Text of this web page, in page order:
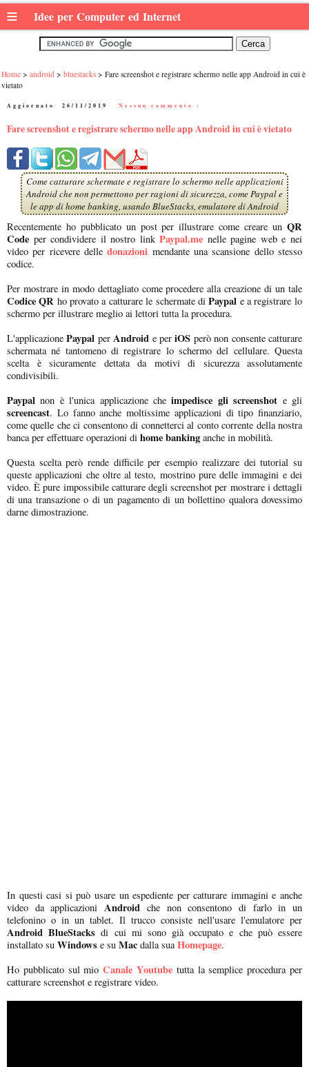
≡ Idee per Computer ed Internet
Home android bluestacks
Fare screenshot e registrare schermo nelle app Android in cui è
vietato
Aggiornato: 26/11/2019 Nessun commento :
Fare screenshot e registrare schermo nelle app Android in cui è vietato
Come catturare schermate e registrare lo schermo nelle applicazioni
Android che non permettono per ragioni di sicurezza, come Paypal e
le app di home banking, usando BlueStacks, emulatore di Android
Recentemente ho pubblicato un post per illustrare come creare un QR
Code per condividere il nostro linkPaypal.me nelle pagine web e nei
video per ricevere delledonazioni mendante una scansione dello stesso
codice.
Per mostrare in modo dettagliato come procedere alla creazione di un tale
Codice QR ho provato a catturare le schermate diPaypal e a registrare lo
schermo per illustrare meglio ai lettori tutta la procedura.
L'applicazionePaypal perAndroid e per iOS però non consente catturare
schermata né tantomeno di registrare lo schermo del cellulare. Questa
scelta è sicuramente dettata da motivi di sicurezza assolutamente
condivisibili.
Paypal non è l'unica applicazione che impedisce gli screenshot e gli
screencast. Lo fanno anche moltissime applicazioni di tipo finanziario,
come quelle che ci consentono di connetterci al conto corrente della nostra
banca per effettuare operazioni di home banking anche in mobilità.
Questa scelta però rende difficile per esempio realizzare dei tutorial su
queste applicazioni che oltre al testo, mostrino pure delle immagini e dei
video. È pure impossibile catturare degli screenshot per mostrare i dettagli
di una transazione o di un pagamento di un bollettino qualora dovessimo
darne dimostrazione.
In questi casi si può usare un espediente per catturare immagini e anche
video da applicazioniAndroid che non consentono di farlo in un
telefonino o in un tablet. Il trucco consiste nell'usare l'emulatore per
AndroidBlueStacks di cui mi sono già occupato e che può essere
installato su Windows e su Mac dalla sua Homepage.
Ho pubblicato sul mio Canale Youtube tutta la semplice procedura per
catturare screenshot e registrare video.